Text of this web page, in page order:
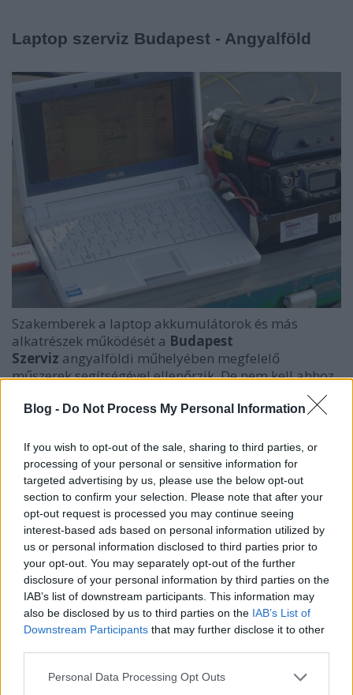
Blog - Do Not Process My Personal Information
If you wish to opt-out of the sale, sharing to third parties, or
processing of your personal or sensitive information for
targeted advertising by us, please use the below opt-out
section to confirm your selection. Please note that after your
opt-out request is processed you may continue seeing
interest-based ads based on personal information utilized by
us or personal information disclosed to third parties prior to
your opt-out. You may separately opt-out of the further
disclosure of your personal information by third parties on the
IAB’s list of downstream participants. This information may
also be disclosed by us to third parties on the IAB’s List of
Downstream Participants that may further disclose it to other
Please note that this website/app uses one or more Google
Personal Data Processing Opt Outs
Laptop szerviz Budapest - Angyalföld
Szakemberek a laptop akkumulátorok és más
alkatrészek működését a Budapest
Szerviz angyalföldi műhelyében megfelelő
műszerek segítségével ellenőrzik. De nem kell ahhoz
nagy számtech-mágusnak lenni, hogy észrevedd, ha
a táskagéped belső áramforrása nem fungál.
weblap-elemzés szükséges, de azt a laikus is látja,
ha egy oldal rosszul szerepel az organikus találatok
között. Ebben az esetben honlap-optimalizálásra
van szükség. Ha viszonta laptopakku vacakol, azt
javítgatni nem igazán szokás, nem is nagyon lehet:
újra kell cserélni. Minden laptoptípushoz pedig
éppen abban a szaküzletben lehet megfelelő
akkumulátort vásárolni, amelynek a honlapja a
2017-2018-as SEO-program célkeresztjében áll. A
honlap jellege: bemutatkozó céges weblap
elérhetőséggel | szakbolti és szervizi szolgáltatás |
laptop alkatrész webáruház kiemelt témái:Asus
töltő-Dell akkumulátor